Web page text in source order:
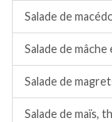
Salade de
Salade de
Salade de
Salade de maïs,